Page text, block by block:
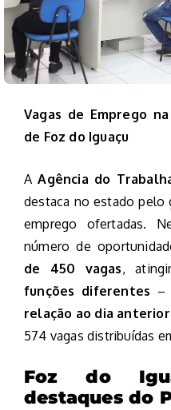
Vagas de Emprego
de Foz do Iguaçu
AAgência do
destaca no estado pelo
emprego ofertadas.
número de
de 450 vagas,
funções diferentes –
relação ao dia anterior
574 vagas distribuídas
Foz do
destaques do